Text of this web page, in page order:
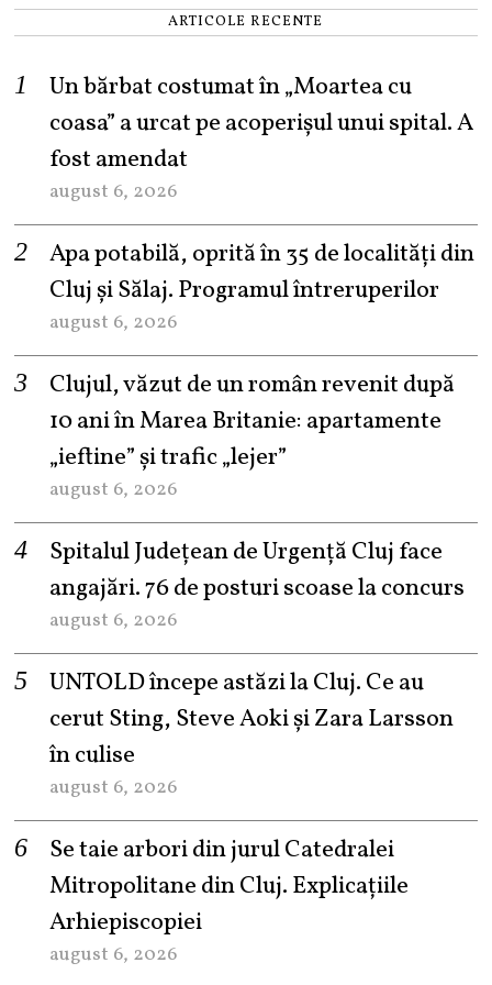
ARTICOLE RECENTE
Un bărbat costumat în „Moartea cu
coasa” a urcat pe acoperișul unui spital. A
fost amendat
august 6, 2026
Apa potabilă, oprită în 35 de localități din
Cluj și Sălaj. Programul întreruperilor
august 6, 2026
Clujul, văzut de un român revenit după
10 ani în Marea Britanie: apartamente
„ieftine” și trafic „lejer”
august 6, 2026
Spitalul Județean de Urgență Cluj face
angajări. 76 de posturi scoase la concurs
august 6, 2026
UNTOLD începe astăzi la Cluj. Ce au
cerut Sting, Steve Aoki și Zara Larsson
în culise
august 6, 2026
Se taie arbori din jurul Catedralei
Mitropolitane din Cluj. Explicațiile
Arhiepiscopiei
august 6, 2026